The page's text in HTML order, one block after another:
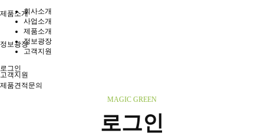
제품소개
정보광장
고객지원
회사소개
사업소개
제품소개
정보광장
고객지원
로그인
제품견적문의
MAGIC GREEN
로그인